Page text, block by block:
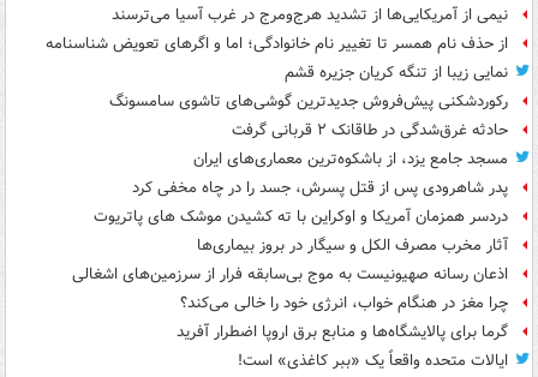
نیمی از آمریکایی‌ها از تشدید هرج‌ومرج در غرب آسیا می‌ترسند
از حذف نام همسر تا تغییر نام خانوادگی؛ اما و اگرهای تعویض شناسنامه
نمایی زیبا از تنگه کریان جزیره قشم
رکوردشکنی پیش‌فروش جدیدترین گوشی‌های تاشوی سامسونگ
حادثه غرق‌شدگی در طاقانک ۲ قربانی گرفت
مسجد جامع یزد، از باشکوه‌ترین معماری‌های ایران
پدر شاهرودی پس از قتل پسرش، جسد را در چاه مخفی کرد
دردسر همزمان آمریکا و اوکراین با ته کشیدن موشک های پاتریوت
آثار مخرب مصرف الکل و سیگار در بروز بیماری‌ها
اذعان رسانه صهیونیست به موج بی‌سابقه فرار از سرزمین‌های اشغالی
چرا مغز در هنگام خواب، انرژی خود را خالی می‌کند؟
گرما برای پالایشگاه‌ها و منابع برق اروپا اضطرار آفرید
ایالات متحده واقعاً یک «ببر کاغذی» است!